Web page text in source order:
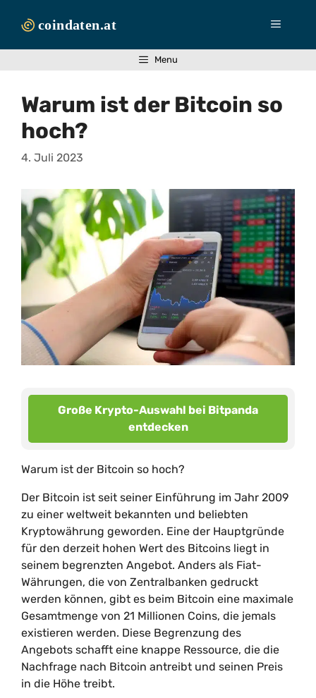
Inhalt
Menü
Menu
Warum ist der Bitcoin so
hoch?
4. Juli 2023
Große Krypto-Auswahl bei Bitpanda
entdecken
Warum ist der Bitcoin so hoch?
Der Bitcoin ist seit seiner Einführung im Jahr 2009
zu einer weltweit bekannten und beliebten
Kryptowährung geworden. Eine der Hauptgründe
für den derzeit hohen Wert des Bitcoins liegt in
seinem begrenzten Angebot. Anders als Fiat-
Währungen, die von Zentralbanken gedruckt
werden können, gibt es beim Bitcoin eine maximale
Gesamtmenge von 21 Millionen Coins, die jemals
existieren werden. Diese Begrenzung des
Angebots schafft eine knappe Ressource, die die
Nachfrage nach Bitcoin antreibt und seinen Preis
in die Höhe treibt.